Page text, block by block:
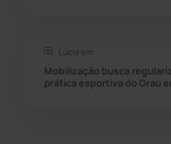
Tecnologia
Lúcia em:
Mobilização busca
prática esportiva do Grau